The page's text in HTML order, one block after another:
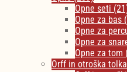
Opne seti
Opne za bas
Opne za
Opne za
Opne za tom
Orff in otroška